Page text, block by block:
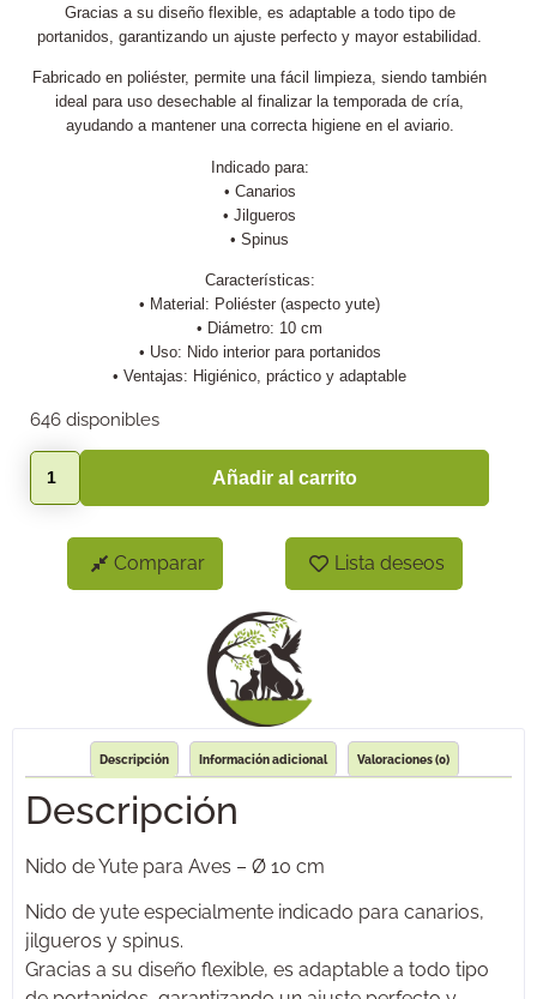
Gracias a su diseño flexible, es adaptable a todo tipo de
portanidos, garantizando un ajuste perfecto y mayor estabilidad.
Fabricado en poliéster, permite una fácil limpieza, siendo también
ideal para uso desechable al finalizar la temporada de cría,
ayudando a mantener una correcta higiene en el aviario.
Indicado para:
• Canarios
• Jilgueros
• Spinus
Características:
• Material: Poliéster (aspecto yute)
• Diámetro: 10 cm
• Uso: Nido interior para portanidos
• Ventajas: Higiénico, práctico y adaptable
646 disponibles
Añadir al carrito
Comparar Lista deseos
Descripción Información adicional Valoraciones (0)
Descripción
Nido de Yute para Aves – Ø 10 cm
Nido de yute especialmente indicado para canarios,
jilgueros y spinus.
Gracias a su diseño flexible, es adaptable a todo tipo